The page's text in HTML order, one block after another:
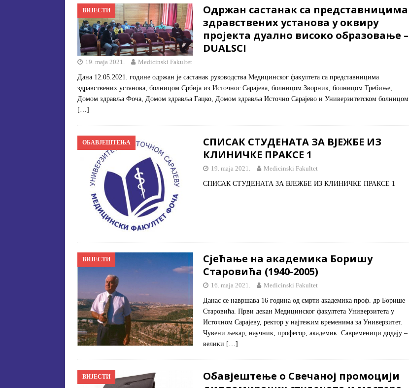
[ 15. jula 2026. ] ОГЛАС – УПИС НА КРАТКИ ПРОГРАМ СТУДИЈА СТОМАТОЛОШКА СЕСТРА У
АКАДЕМСКОЈ 2026/2027. ГОДИНИ
[ 15. jula 2026. ] Извjeштaj o зaвршeнoj дoктoрскoj дисeртaциjи
[ 29. oktobra 2025. ] КОНАЧНА РАНГ ЛИСТА, ПРВИ УПИСНИ РОК ДРУГИ ЦИКЛУС СТУДИЈА –
СПЕЦИЈАЛНА ЕДУКАЦИЈА И РЕХАБИЛИТАЦИЈА ОБАВЈЕШТЕЊА
ВИЈЕСТИ
Одржан састанак са представницима
здравствених установа у оквиру
пројекта дуално високо образовање –
DUALSCI
19. maja 2021. Medicinski Fakultet
Дана 12.05.2021. године одржан је састанак руководства Медицинског факултета са представницима
здравствених установа, болницом Србија из Источног Сарајева, болницом Зворник, болницом Требиње,
Домом здравља Фоча, Домом здравља Гацко, Домом здравља Источно Сарајево и Универзитетском болницом
[…]
ОБАВЈЕШТЕЊА
СПИСАК СТУДЕНАТА ЗА ВЈЕЖБЕ ИЗ
КЛИНИЧКЕ ПРАКСЕ 1
19. maja 2021. Medicinski Fakultet
СПИСАК СТУДЕНАТА ЗА ВЈЕЖБЕ ИЗ КЛИНИЧКЕ ПРАКСЕ 1
ВИЈЕСТИ
Сјећање на академика Боришу
Старовића (1940-2005)
16. maja 2021. Medicinski Fakultet
Дaнас се навршава 16 година од смрти академика проф. др Борише
Старовића. Први декан Медицинског факултета Универзитета у
Источном Сарајеву, ректор у најтежим временима за Универзитет.
Чувени љекар, научник, професор, академик. Савременици додају –
велики […]
ВИЈЕСТИ
Обавјештење о Свечаној промоцији